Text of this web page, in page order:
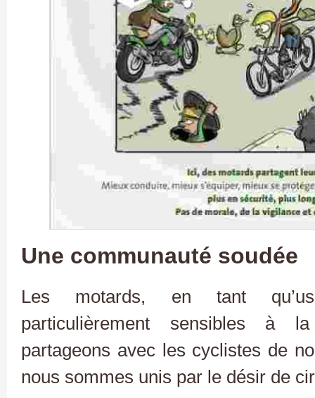
Une communauté soudée
Les motards, en tant
particulièrement sensibles à
partageons avec les cyclistes de
nous sommes unis par le désir de